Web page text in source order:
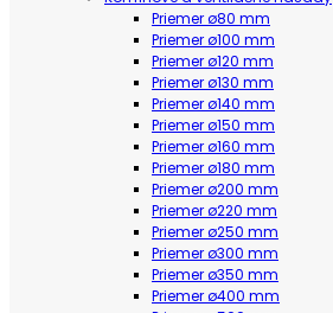
Priemer ø80 mm
Priemer ø100 mm
Priemer ø120 mm
Priemer ø130 mm
Priemer ø140 mm
Priemer ø150 mm
Priemer ø160 mm
Priemer ø180 mm
Priemer ø200 mm
Priemer ø220 mm
Priemer ø250 mm
Priemer ø300 mm
Priemer ø350 mm
Priemer ø400 mm